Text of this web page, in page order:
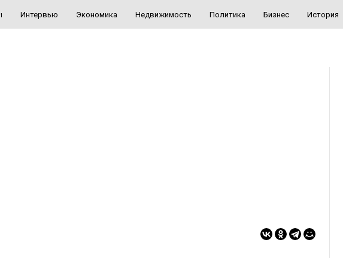
Интервью Экономика Недвижимость Политика Бизнес История